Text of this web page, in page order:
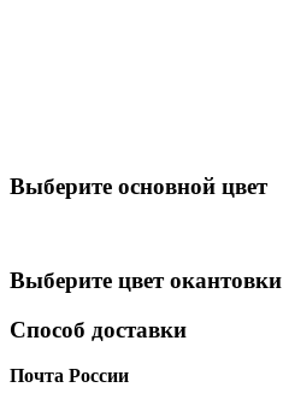
Выберите oсновной цвет
Выберите цвет окантовки
Способ доставки
Почта России